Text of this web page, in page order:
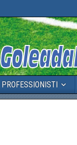
PROFESSIONISTI